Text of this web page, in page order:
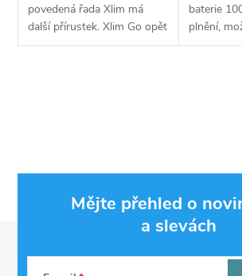
povedená řada Xlim má
další přírustek. Xlim Go opět
nabízí skvělý poměr ceny a
baterie
plnění,
výkonu
a
Mějte přehled o
a slevách